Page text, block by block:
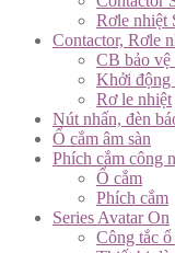
Rơle nhiệt
Contactor, Rơle
CB bảo vệ
Khởi động
Rơ le nhiệt
Nút nhấn, đèn
Ổ cắm âm sàn
Phích cắm công
Ổ cắm
Phích cắm
Series Avatar On
Công tắc ổ